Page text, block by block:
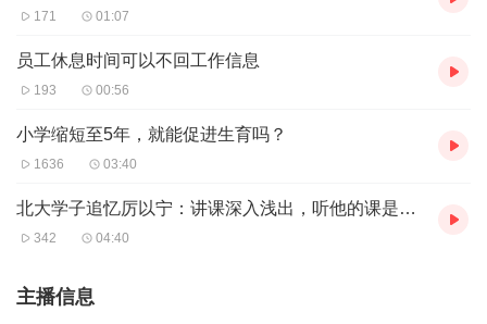
自有其价值。但也不可否认，相关平台做事不地道，扮演了
不光彩角色。一定程度上，相关平台把少年儿童当成了“猎
物”，诱使他们接触网游和短视频，一次次地惑其分寸，诱
还需厘清的是，乡村少年儿童染上网游，“掉”进手机里的网
跟祖父母一起生活。由于“隔代亲”，当孙辈出现不当行为
时，祖父母往往妥协或纵容，这是实情。但是，把责任全甩
171 01:07
员工休息时间可以不回工作信息
193 00:56
小学缩短至5年，就能促进生育吗？
1636 03:40
北大学子追忆厉以宁：讲课深入浅出，听他的课是一种享受
342 04:40
主播信息